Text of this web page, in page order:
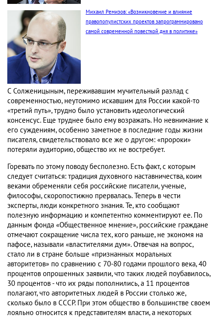
Михаил Ремизов: «Возникновение и влияние
правопопулистских проектов запрограммировано
самой современной повесткой дня в политике»
С Солженицыным, переживавшим мучительный разлад с
современностью, неутомимо искавшим для России какой-то
«третий путь», трудно было установить идеологический
консенсус. Еще труднее было ему возражать. Но невнимание к
его суждениям, особенно заметное в последние годы жизни
писателя, свидетельствовало все же о другом: «пророки»
потеряли аудиторию, общество их не востребует.
Горевать по этому поводу бесполезно. Есть факт, с которым
следует считаться: традиция духовного наставничества, коим
веками обременяли себя российские писатели, ученые,
философы, скоропостижно прервалась. Теперь в чести
эксперты, люди конкретного знания. Те, кто сообщают
полезную информацию и компетентно комментируют ее. По
данным фонда «Общественное мнение», российские граждане
отмечают сокращение числа тех, кого раньше, не экономя на
пафосе, называли «властителями дум». Отвечая на вопрос,
стало ли в стране больше «признанных моральных
авторитетов» по сравнению с 70-80 годами прошлого века, 40
процентов опрошенных заявили, что таких людей поубавилось,
30 процентов - что их ряды пополнились, а 11 процентов
полагают, что авторитетных людей в России столько же,
сколько было в СССР. При этом общество в большинстве своем
лояльно относится к представителям власти, а некоторых